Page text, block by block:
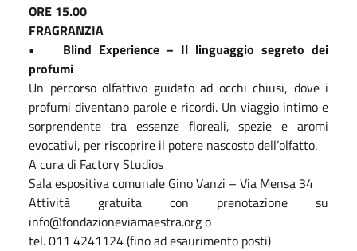
ORE 15.00
FRAGRANZIA
• Blind Experience – Il linguaggio segreto dei
profumi
Un percorso olfattivo guidato ad occhi chiusi, dove i
profumi diventano parole e ricordi. Un viaggio intimo e
sorprendente tra essenze floreali, spezie e aromi
evocativi, per riscoprire il potere nascosto dell’olfatto.
A cura di Factory Studios
Sala espositiva comunale Gino Vanzi – Via Mensa 34
Attività gratuita con prenotazione su
info@fondazioneviamaestra.org o
tel. 011 4241124 (fino ad esaurimento posti)